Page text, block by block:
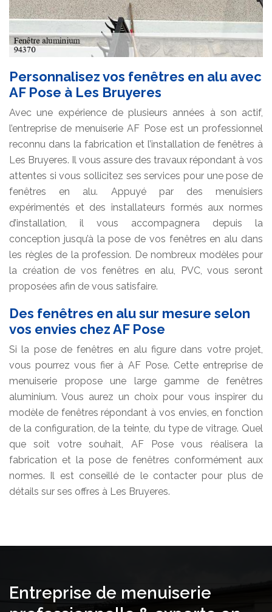
Personnalisez vos fenêtres en alu avec
AF Pose à Les Bruyeres
Avec une expérience de plusieurs années à son actif,
l’entreprise de menuiserie AF Pose est un professionnel
reconnu dans la fabrication et l’installation de fenêtres à
Les Bruyeres. Il vous assure des travaux répondant à vos
attentes si vous sollicitez ses services pour une pose de
fenêtres en alu. Appuyé par des menuisiers
expérimentés et des installateurs formés aux normes
d’installation, il vous accompagnera depuis la
conception jusqu’à la pose de vos fenêtres en alu dans
les règles de la profession. De nombreux modèles pour
la création de vos fenêtres en alu, PVC, vous seront
proposées afin de vous satisfaire.
Des fenêtres en alu sur mesure selon
vos envies chez AF Pose
Si la pose de fenêtres en alu figure dans votre projet,
vous pourrez vous fier à AF Pose. Cette entreprise de
menuiserie propose une large gamme de fenêtres
aluminium. Vous aurez un choix pour vous inspirer du
modèle de fenêtres répondant à vos envies, en fonction
de la configuration, de la teinte, du type de vitrage. Quel
que soit votre souhait, AF Pose vous réalisera la
fabrication et la pose de fenêtres conformément aux
normes. Il est conseillé de le contacter pour plus de
détails sur ses offres à Les Bruyeres.
Entreprise de menuiserie